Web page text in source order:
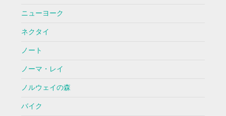
ニューヨーク
ネクタイ
ノート
ノーマ・レイ
ノルウェイの森
バイク